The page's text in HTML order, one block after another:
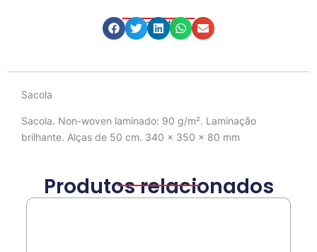
Compartilhe
Sacola
Sacola. Non-woven laminado: 90 g/m². Laminação
brilhante. Alças de 50 cm. 340 x 350 x 80 mm
Produtos relacionados